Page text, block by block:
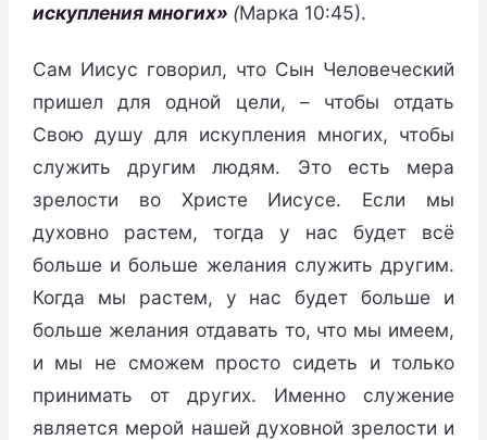
искупления многих» (Марка 10:45).
Сам Иисус говорил, что Сын Человеческий
пришел для одной цели, – чтобы отдать
Свою душу для искупления многих, чтобы
служить другим людям. Это есть мера
зрелости во Христе Иисусе. Если мы
духовно растем, тогда у нас будет всё
больше и больше желания служить другим.
Когда мы растем, у нас будет больше и
больше желания отдавать то, что мы имеем,
и мы не сможем просто сидеть и только
принимать от других. Именно служение
является мерой нашей духовной зрелости и